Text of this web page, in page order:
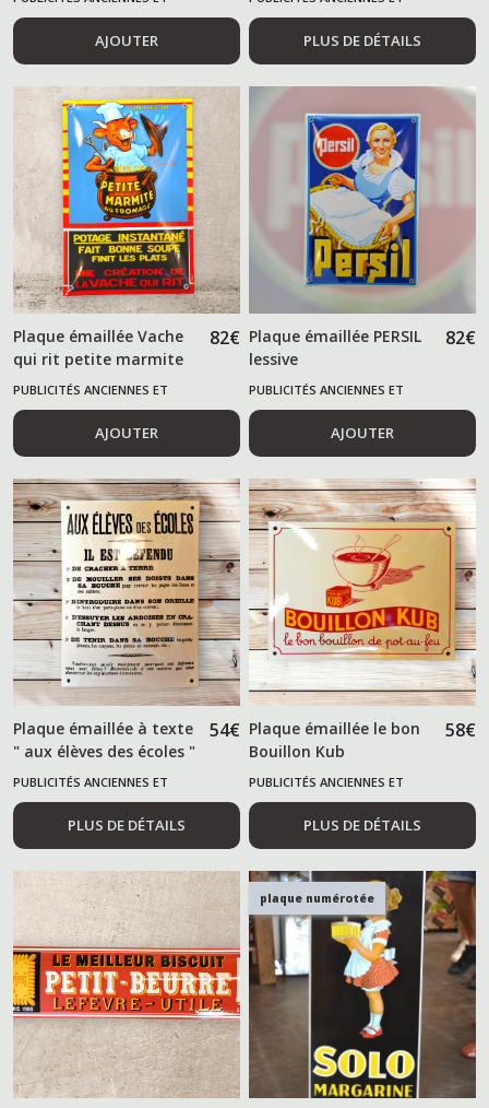
ALIMENTAIRES
AJOUTER
ALIMENTAIRES
PLUS DE DÉTAILS
Plaque émaillée Vache
qui rit petite marmite
82€
PUBLICITÉS ANCIENNES ET
ALIMENTAIRES
AJOUTER
Plaque émaillée PERSIL
lessive
82€
PUBLICITÉS ANCIENNES ET
ALIMENTAIRES
AJOUTER
Plaque émaillée à texte
" aux élèves des écoles "
54€
PUBLICITÉS ANCIENNES ET
ALIMENTAIRES
PLUS DE DÉTAILS
Plaque émaillée le bon
Bouillon Kub
58€
PUBLICITÉS ANCIENNES ET
ALIMENTAIRES
PLUS DE DÉTAILS
plaque numérotée